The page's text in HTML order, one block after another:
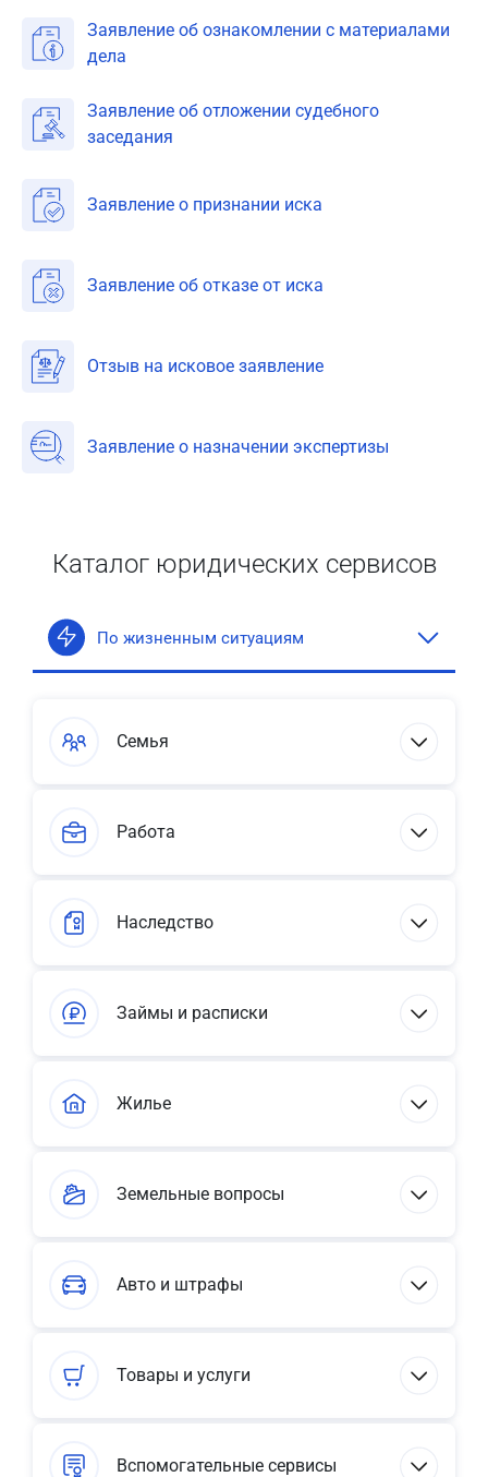
Заявление об ознакомлении с материалами
дела
Заявление об отложении судебного
заседания
Заявление о признании иска
Заявление об отказе от иска
Отзыв на исковое заявление
Заявление о назначении экспертизы
Каталог юридических сервисов
По жизненным ситуациям
Семья
Работа
Наследство
Займы и расписки
Жилье
Земельные вопросы
Авто и штрафы
Товары и услуги
Вспомогательные сервисы